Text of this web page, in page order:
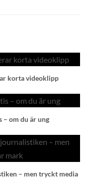
korta videoklipp
– om du är ung
– men tryckt media